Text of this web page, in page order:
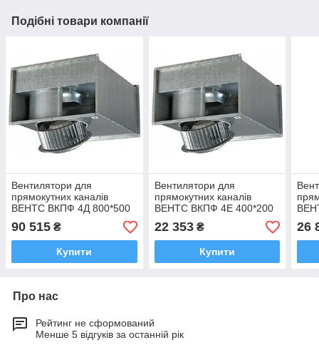
Подібні товари компанії
Вентилятори для
прямокутних каналів
ВЕНТС ВКПФ 4Д 800*500
90 515 ₴
Купити
Вентилятори для
прямокутних каналів
ВЕНТС ВКПФ 4Е 400*200
22 353₴
Купити
26
Про нас
Рейтинг не сформований
Менше 5 відгуків за останній рік